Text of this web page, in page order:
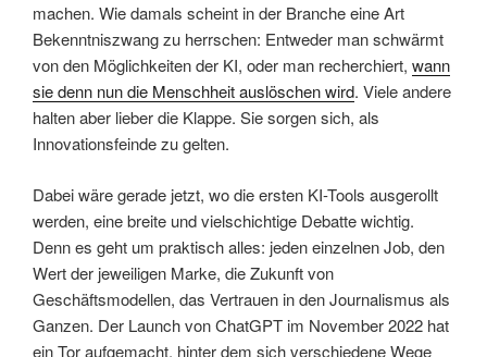
machen. Wie damals scheint in der Branche eine Art
Bekenntniszwang zu herrschen: Entweder man schwärmt
von den Möglichkeiten der KI, oder man recherchiert, wann
sie denn nun die Menschheit auslöschen wird. Viele andere
halten aber lieber die Klappe. Sie sorgen sich, als
Innovationsfeinde zu gelten.
Dabei wäre gerade jetzt, wo die ersten KI-Tools ausgerollt
werden, eine breite und vielschichtige Debatte wichtig.
Denn es geht um praktisch alles: jeden einzelnen Job, den
Wert der jeweiligen Marke, die Zukunft von
Geschäftsmodellen, das Vertrauen in den Journalismus als
Ganzen. Der Launch von ChatGPT im November 2022 hat
ein Tor aufgemacht, hinter dem sich verschiedene Wege